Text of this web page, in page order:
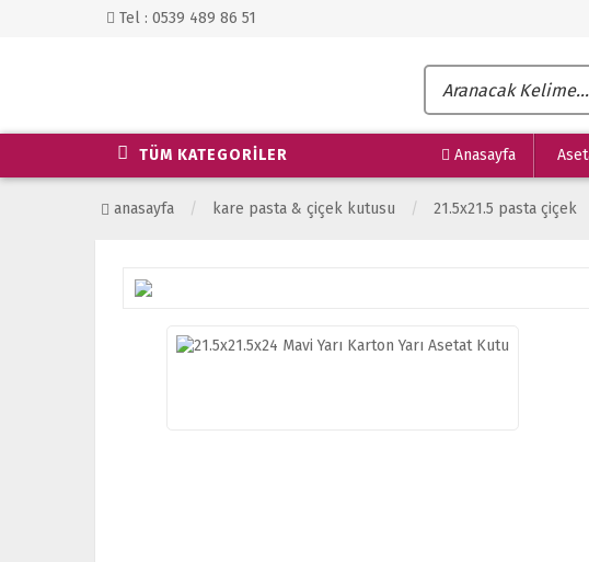
Tel : 0539 489 86 51
TÜM KATEGORİLER Anasayfa
anasayfa kare pasta & çi̇çek kutusu 21.5x21.5 pasta çiçek